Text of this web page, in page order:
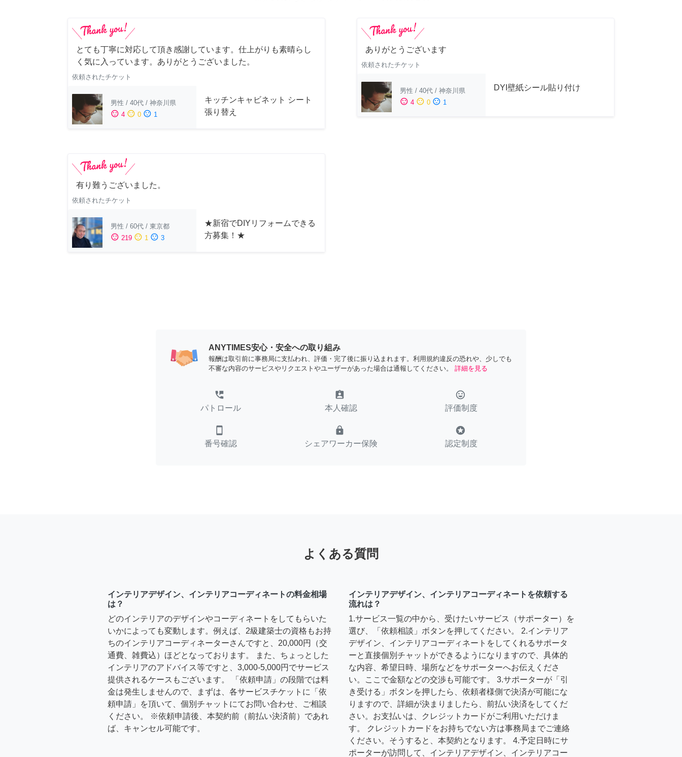
とても丁寧に対応して頂き感謝しています。仕上がりも素晴らし
く気に入っています。ありがとうございました。
依頼されたチケット
男性 / 40代 / 神奈川県
sentiment_satisfied 4 sentiment_neutral 0 sentiment_dissatisfied 1
キッチンキャビネット シート
張り替え
ありがとうございます
依頼されたチケット
男性 / 40代 / 神奈川県
sentiment_satisfied 4 sentiment_neutral 0 sentiment_dissatisfied 1
DYI壁紙シール貼り付け
有り難うございました。
依頼されたチケット
男性 / 60代 / 東京都
sentiment_satisfied 219 sentiment_neutral 1 sentiment_dissatisfied 3
★新宿でDIYリフォームできる
方募集！★
ANYTIMES安心・安全への取り組み
報酬は取引前に事務局に支払われ、評価・完了後に振り込まれます。利用規約違反の恐れや、少しでも
不審な内容のサービスやリクエストやユーザーがあった場合は通報してください。
詳細を見る
perm_phone_msg
パトロール
assignment_ind
本人確認
tag_faces
評価制度
smartphone
番号確認
lock
シェアワーカー保険
stars
認定制度
よくある質問
インテリアデザイン、インテリアコーディネートの料金相場
は？
どのインテリアのデザインやコーディネートをしてもらいた
いかによっても変動します。例えば、2級建築士の資格もお持
ちのインテリアコーディネーターさんですと、20,000円（交
通費、雑費込）ほどとなっております。 また、ちょっとした
インテリアのアドバイス等ですと、3,000-5,000円でサービス
提供されるケースもございます。 「依頼申請」の段階では料
金は発生しませんので、まずは、各サービスチケットに「依
頼申請」を頂いて、個別チャットにてお問い合わせ、ご相談
ください。 ※依頼申請後、本契約前（前払い決済前）であれ
ば、キャンセル可能です。
インテリアデザイン、インテリアコーディネートを依頼する
流れは？
1.サービス一覧の中から、受けたいサービス（サポーター）を
選び、「依頼相談」ボタンを押してください。 2.インテリア
デザイン、インテリアコーディネートをしてくれるサポータ
ーと直接個別チャットができるようになりますので、具体的
な内容、希望日時、場所などをサポーターへお伝えくださ
い。ここで金額などの交渉も可能です。 3.サポーターが「引
き受ける」ボタンを押したら、依頼者様側で決済が可能にな
りますので、詳細が決まりましたら、前払い決済をしてくだ
さい。お支払いは、クレジットカードがご利用いただけま
す。 クレジットカードをお持ちでない方は事務局までご連絡
ください。そうすると、本契約となります。 4.予定日時にサ
ポーターが訪問して、インテリアデザイン、インテリアコー